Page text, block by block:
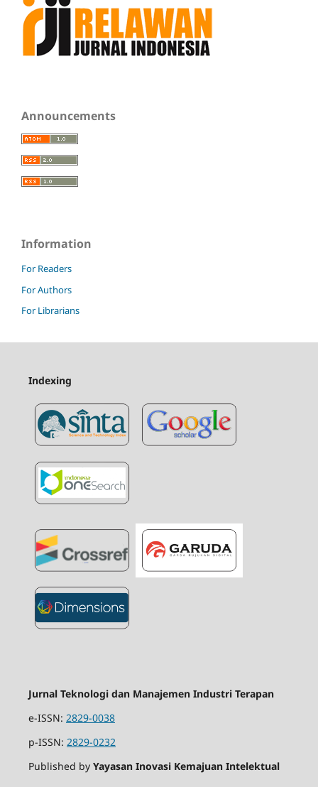
Announcements
Information
For Readers
For Authors
For Librarians
Indexing
Jurnal Teknologi dan Manajemen Industri Terapan
e-ISSN: 2829-0038
p-ISSN: 2829-0232
Published by Yayasan Inovasi Kemajuan Intelektual